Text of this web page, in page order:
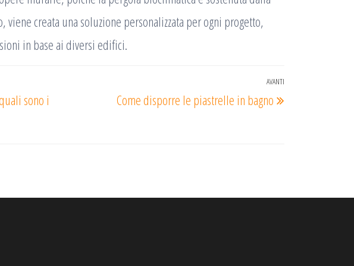
creata una soluzione personalizzata per ogni progetto,
in base ai diversi edifici.
sono i
AVANTI
Come disporre le piastrelle in bagno